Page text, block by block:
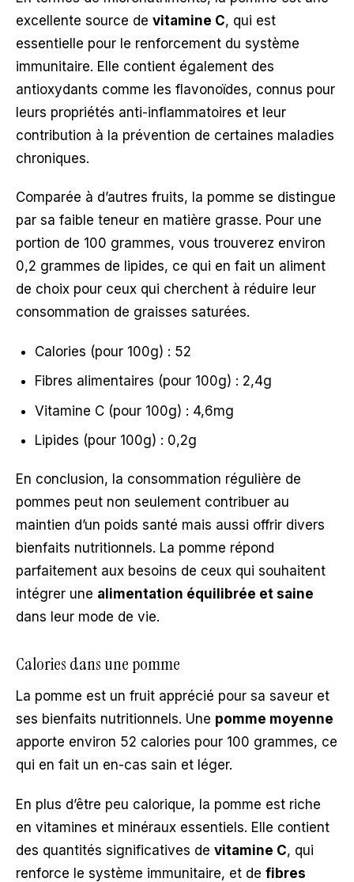
excellente source de vitamine C, qui est
essentielle pour le renforcement du système
immunitaire. Elle contient également des
antioxydants comme les flavonoïdes, connus pour
leurs propriétés anti-inflammatoires et leur
contribution à la prévention de certaines maladies
chroniques.
Comparée à d’autres fruits, la pomme se distingue
par sa faible teneur en matière grasse. Pour une
portion de 100 grammes, vous trouverez environ
0,2 grammes de lipides, ce qui en fait un aliment
de choix pour ceux qui cherchent à réduire leur
consommation de graisses saturées.
Calories (pour 100g) : 52
Fibres alimentaires (pour 100g) : 2,4g
Vitamine C (pour 100g) : 4,6mg
Lipides (pour 100g) : 0,2g
En conclusion, la consommation régulière de
pommes peut non seulement contribuer au
maintien d’un poids santé mais aussi offrir divers
bienfaits nutritionnels. La pomme répond
parfaitement aux besoins de ceux qui souhaitent
intégrer une alimentation équilibrée et saine
dans leur mode de vie.
Calories dans une pomme
La pomme est un fruit apprécié pour sa saveur et
ses bienfaits nutritionnels. Une pomme moyenne
apporte environ 52 calories pour 100 grammes, ce
qui en fait un en-cas sain et léger.
En plus d’être peu calorique, la pomme est riche
en vitamines et minéraux essentiels. Elle contient
des quantités significatives de vitamine C, qui
renforce le système immunitaire, et de fibres